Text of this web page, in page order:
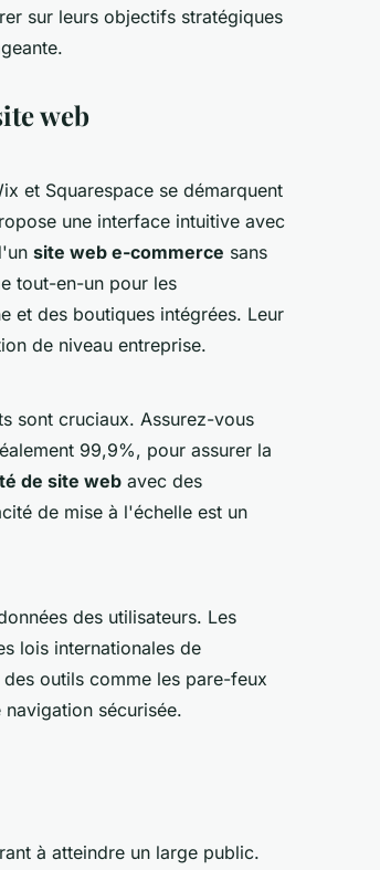
sur leurs objectifs stratégiques
web
et Squarespace se démarquent
une interface intuitive avec
site web e-commerce sans
tout-en-un pour les
et des boutiques intégrées. Leur
de niveau entreprise.
sont cruciaux. Assurez-vous
99,9%, pour assurer la
de site web avec des
de mise à l'échelle est un
des utilisateurs. Les
lois internationales de
outils comme les pare-feux
sécurisée.
à atteindre un large public.